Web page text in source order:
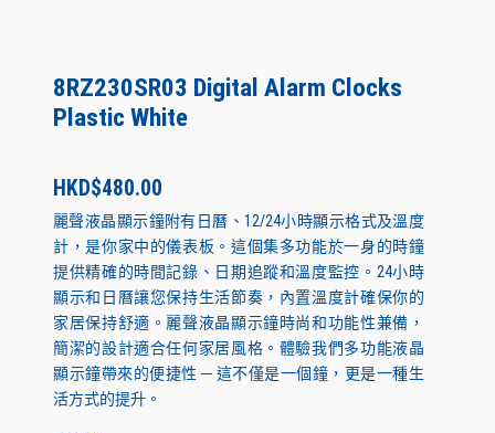
8RZ230SR03 Digital Alarm Clocks
Plastic White
HKD$480.00
麗聲液晶顯示鐘附有日曆、12/24小時顯示格式及溫度
計，是你家中的儀表板。這個集多功能於一身的時鐘
提供精確的時間記錄、日期追蹤和溫度監控。24小時
顯示和日曆讓您保持生活節奏，內置溫度計確保你的
家居保持舒適。麗聲液晶顯示鐘時尚和功能性兼備，
簡潔的設計適合任何家居風格。體驗我們多功能液晶
顯示鐘帶來的便捷性 ─ 這不僅是一個鐘，更是一種生
活方式的提升。